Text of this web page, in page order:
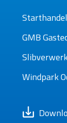
GMB
Windpark